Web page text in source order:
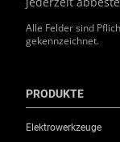
Alle Felder sind
gekennzeichnet.
PRODUKTE
Elektrowerkzeuge